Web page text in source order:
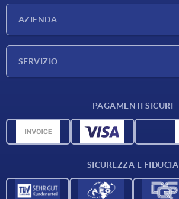
AZIENDA
SERVIZIO
Dati CAD
PAGAMENTI SICURI
SICUREZZA E FIDUCIA